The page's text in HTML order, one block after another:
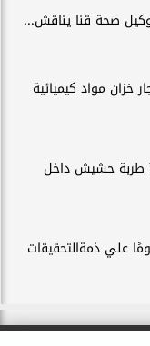
صحة قنا يناقش...
خزان مواد كيميائية
ضبط عاطل بحوزته 75 طربة حشيش داخل
3 متهمين 15 يومًا علي ذمةالتحقيقات